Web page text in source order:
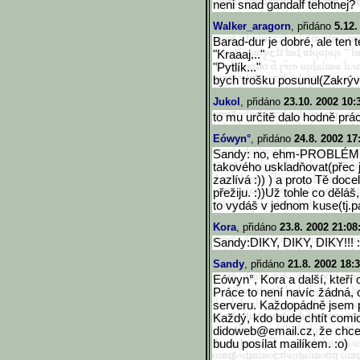
neni snad gandalf tehotnej?
Walker_aragorn, přidáno 5.12.
Barad-dur je dobré, ale ten
"Kraaaj..."
"Pytlík..."
bych trošku
Jukol , přidáno 23.10. 2002
to mu určitě dalo hodně
Eówyn°, přidáno 24.8. 2002
Sandy: no, ehm-
takového
zazlívá :)) ) a proto Tě
přežiju. :))Už tohle co
to vydáš v jednom
Kora, přidáno 23.8. 2002
Sandy:DIKY, DIKY, DIKY!!!
Sandy, přidáno 21.8. 2002
Eówyn°, Kora a další, kteří
Práce to není navíc žádná,
serveru. Každopádně jsem
Každý, kdo bude chtít
didoweb@email.cz, že
budu posílat mailíkem. :o)